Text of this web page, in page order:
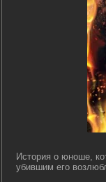
История о юноше,
убившим его